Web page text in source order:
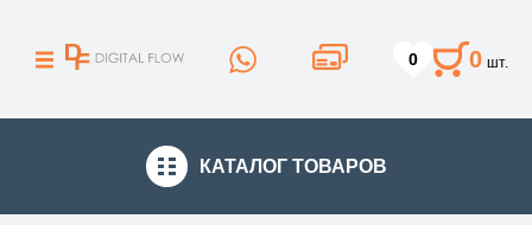
0 0 шт.
КАТАЛОГ ТОВАРОВ